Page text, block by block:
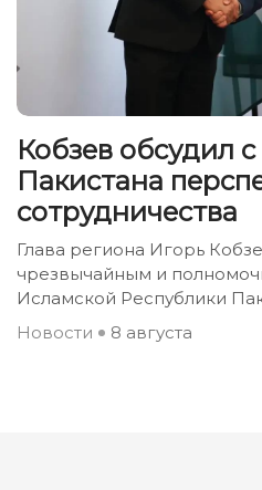
Кобзев обсудил
Пакистана
сотрудничества
Глава региона Игорь
чрезвычайным и
Исламской Республики
Новости
8 августа